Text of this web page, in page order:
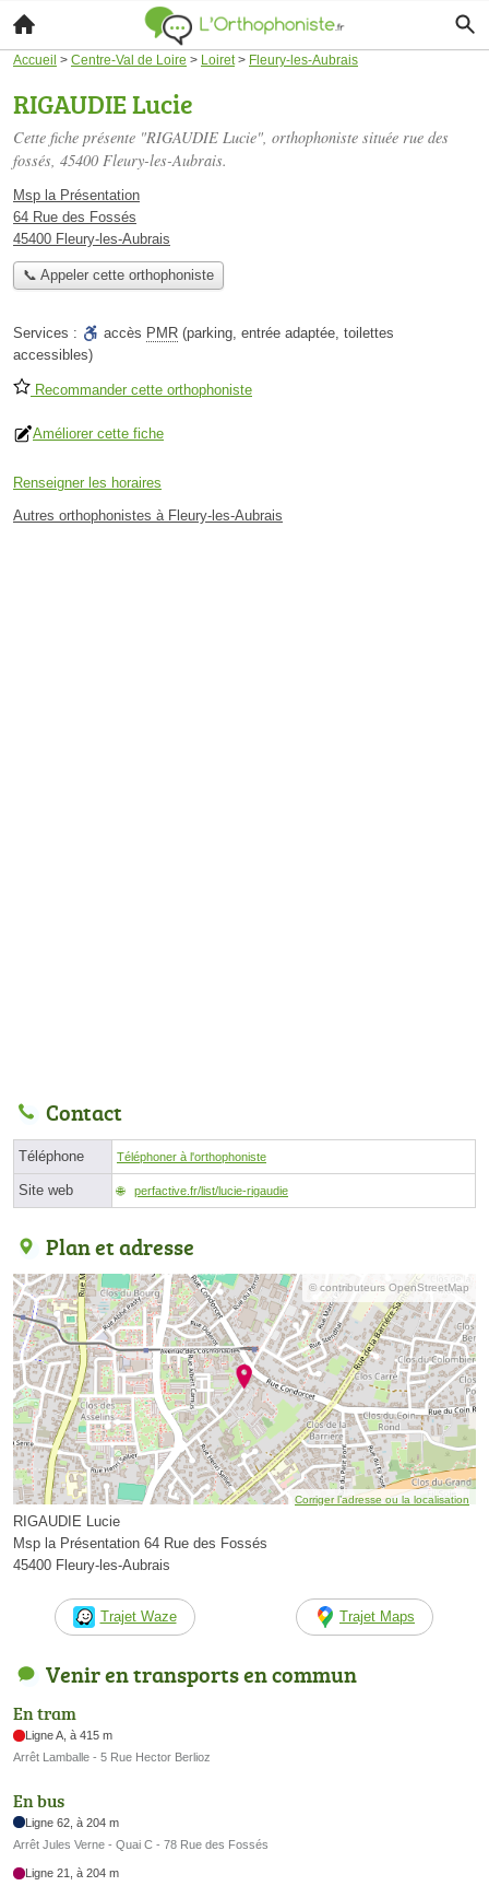
Accueil > Centre-Val de Loire > Loiret> Fleury-les-Aubrais
RIGAUDIE Lucie
Cette fiche présente "RIGAUDIE Lucie", orthophoniste située rue des
fossés, 45400 Fleury-les-Aubrais.
Msp la Présentation
64 Rue des Fossés
45400 Fleury-les-Aubrais
📞 Appeler cette orthophoniste
Services : accès PMR (parking, entrée adaptée, toilettes
accessibles)
Recommander cette orthophoniste
Améliorer cette fiche
Renseigner les horaires
Autres orthophonistes à Fleury-les-Aubrais
Contact
Téléphone Téléphoner à l'orthophoniste
Site web perfactive.fr/list/lucie-rigaudie
Plan et adresse
© contributeurs OpenStreetMap
Corriger l’adresse ou la localisation
RIGAUDIE Lucie
Msp la Présentation 64 Rue des Fossés
45400 Fleury-les-Aubrais
Trajet Waze Trajet Maps
Venir en transports en commun
En tram
Ligne A, à 415 m
Arrêt Lamballe - 5 Rue Hector Berlioz
En bus
Ligne 62, à 204 m
Arrêt Jules Verne - Quai C - 78 Rue des Fossés
Ligne 21, à 204 m